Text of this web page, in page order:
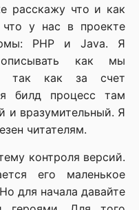
расскажу что и как
у нас в проекте
PHP и Java. Я
как мы
так как за счет
билд процесс там
и вразумительный. Я
читателям.
контроля версий.
его маленькое
для начала давайте